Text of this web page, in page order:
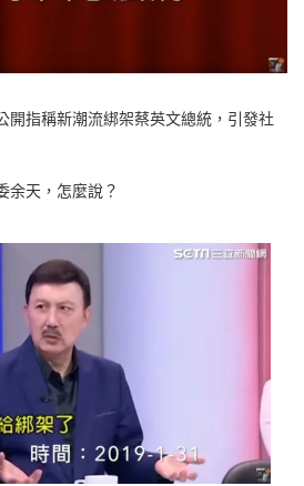
開指稱新潮流綁架蔡英文總統，引發社
余天，怎麼說？